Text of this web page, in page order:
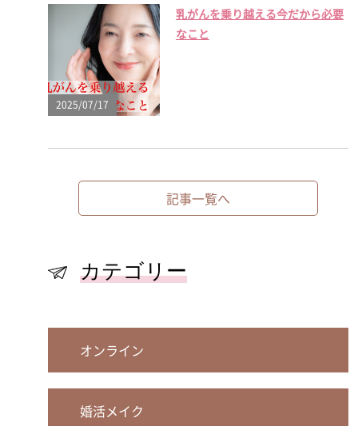
2025/07/17
乳がんを乗り越える今だから必要
なこと
記事一覧へ
カテゴリー
オンライン
婚活メイク